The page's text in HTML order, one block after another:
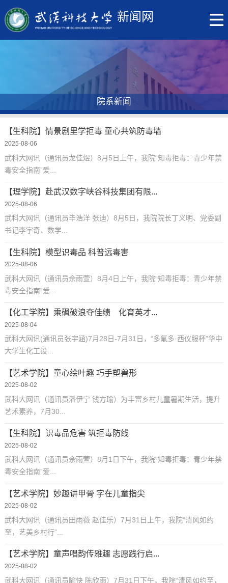
新闻网
院系新闻
【生科院】情景剧里学拒毒 童心共筑防毒墙
2025-08-06
武科大网讯（通讯员龙佳煜）8月5日上午，我院“知毒拒毒：青少年禁
毒安全指南”爱...
【理学院】赴武汉数字峡谷科技集团有限...
2025-08-06
武科大网讯（通讯员毕浩洋 张迪）8月5日，我院院长丁义明、党委副
书记李宇奇、数学...
【生科院】模型识毒品 科普远毒害
2025-08-06
武科大网讯（通讯员佘雨萱）8月4日上午，我院“知毒拒毒：青少年禁
毒安全指南”爱...
【化工学院】乘砜破浪夺佳绩 化育英才...
2025-08-04
武科大网讯(通讯员张宇涵)7月28日-7月31日，“多氟多·西仪服杯”华中
大学生化工设...
【艺术学院】童心绘叶趣 巧手塑兽形
2025-08-02
武科大网讯（通讯员潘伊宁 钱方瑜）为丰富乡村儿童暑期生活，提升
艺术素养，7月30...
【生科院】识毒品危害 筑拒毒防线
2025-08-02
武科大网讯（通讯员佘雨萱）8月1日下午，我院“知毒拒毒：青少年禁
毒安全指南”爱...
【艺术学院】妙趣讲甲骨 字在儿童指尖
2025-08-02
武科大网讯（通讯员田雨薇 赵佳乐）7月31日上午，我院“清风如约
至，艺美乡村行”...
【艺术学院】童声唱韵传雅趣 志愿践行启...
2025-08-02
武科大网讯（通讯员喻快 陈欣雨）7月31日下午，我院“清风如约至，